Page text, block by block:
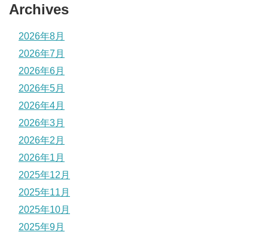
Archives
2026年8月
2026年7月
2026年6月
2026年5月
2026年4月
2026年3月
2026年2月
2026年1月
2025年12月
2025年11月
2025年10月
2025年9月